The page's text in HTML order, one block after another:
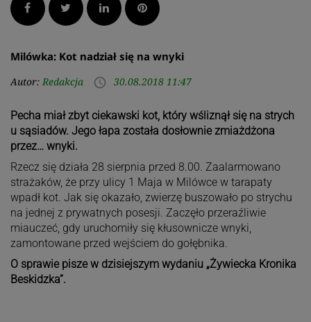
Facebook Twitter LinkedInPinterest
Milówka: Kot nadział się na wnyki
Autor: Redakcja access_time 30.08.2018 11:47
Pecha miał zbyt ciekawski kot, który wśliznął się na strych
u sąsiadów. Jego łapa została dosłownie zmiażdżona
przez… wnyki.
Rzecz się działa 28 sierpnia przed 8.00. Zaalarmowano
strażaków, że przy ulicy 1 Maja w Milówce w tarapaty
wpadł kot. Jak się okazało, zwierzę buszowało po strychu
na jednej z prywatnych posesji. Zaczęło przeraźliwie
miauczeć, gdy uruchomiły się kłusownicze wnyki,
zamontowane przed wejściem do gołębnika.
O sprawie pisze w dzisiejszym wydaniu „Żywiecka Kronika
Beskidzka”.